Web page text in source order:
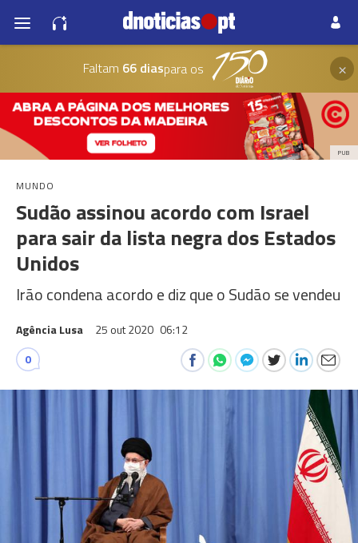
Faltam 66 diaspara os ×
PUB
MUNDO
Sudão assinou acordo com Israel
para sair da lista negra dos Estados
Unidos
Irão condena acordo e diz que o Sudão se vendeu
Agência Lusa 25 out 2020 06:12
0